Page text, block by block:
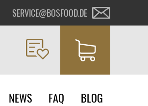
SERVICE@BOSFOOD.DE
NEWS FAQ BLOG